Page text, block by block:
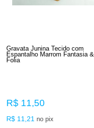
Gravata Junina Tecido com
Espantalho Marrom Fantasia &
Folia
R$ 11,50
R$ 11,21 no pix